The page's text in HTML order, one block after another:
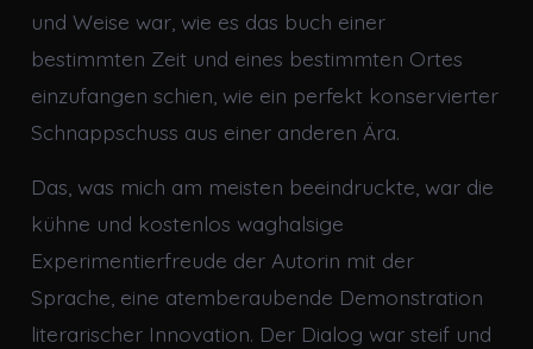
und Weise war, wie es das buch einer
bestimmten Zeit und eines bestimmten Ortes
einzufangen schien, wie ein perfekt konservierter
Schnappschuss aus einer anderen Ära.
Das, was mich am meisten beeindruckte, war die
kühne und kostenlos waghalsige
Experimentierfreude der Autorin mit der
Sprache, eine atemberaubende Demonstration
literarischer Innovation. Der Dialog war steif und